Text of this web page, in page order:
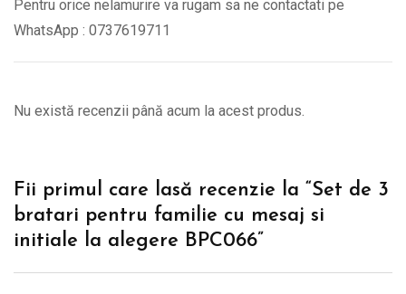
Pentru orice nelamurire va rugam sa ne contactati pe
WhatsApp : 0737619711
Nu există recenzii până acum la acest produs.
Fii primul care lasă recenzie la “Set de 3
bratari pentru familie cu mesaj si
initiale la alegere BPC066”